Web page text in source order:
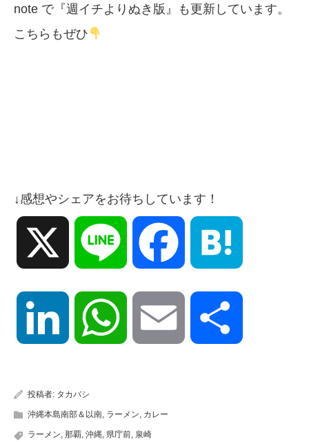
note で『週イチよりぬき版』も更新しています。
こちらもぜひ
↓感想やシェアをお待ちしています！
Line Facebook
LinkedIn WhatsApp Email
投稿者: タカバシ
沖縄本島南部＆以南, ラーメン, カレー
ラーメン, 那覇, 沖縄, 県庁前, 泉崎